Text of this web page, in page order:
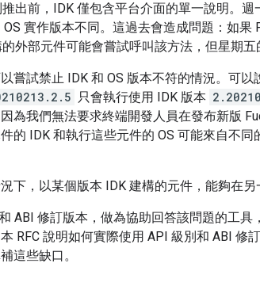
出前，IDK 僅包含平台介面的單一說明。
實作版本不同。這過去會造成問題：如果
外部元件可能會嘗試呼叫該方法，但星期五
嘗試禁止 IDK 和 OS 版本不符的情況。可
只會執行使用 IDK 版本
為我們無法要求終端開發人員在發布新版
的 IDK 和執行這些元件的 OS 可能來自不
下，以某個版本 IDK 建構的元件，能夠在另
ABI 修訂版本，做為協助回答該問題的工
RFC 說明如何實際使用 API 級別和 ABI 修
這些缺口。